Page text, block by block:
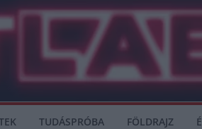
TUDÁSPRÓBA FÖLDRAJZ